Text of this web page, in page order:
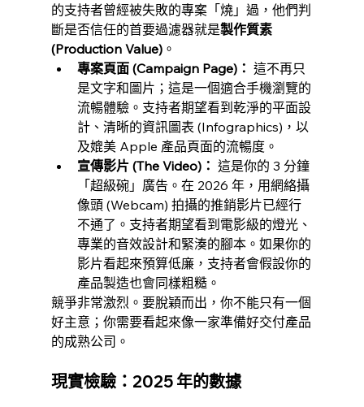
的支持者曾經被失敗的專案「燒」過，他們判
斷是否信任的首要過濾器就是製作質素
(Production Value)。
專案頁面 (Campaign Page)： 這不再只
是文字和圖片；這是一個適合手機瀏覽的
流暢體驗。支持者期望看到乾淨的平面設
計、清晰的資訊圖表 (Infographics)，以
及媲美 Apple 產品頁面的流暢度。
宣傳影片 (The Video)： 這是你的 3 分鐘
「超級碗」廣告。在 2026 年，用網絡攝
像頭 (Webcam) 拍攝的推銷影片已經行
不通了。支持者期望看到電影級的燈光、
專業的音效設計和緊湊的腳本。如果你的
影片看起來預算低廉，支持者會假設你的
產品製造也會同樣粗糙。
競爭非常激烈。要脫穎而出，你不能只有一個
好主意；你需要看起來像一家準備好交付產品
的成熟公司。
現實檢驗：2025 年的數據